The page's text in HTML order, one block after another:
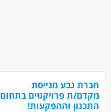
חברת גבע מגייסת
מקדם/ת פרויקטים בתחום
התכנון וההפקעות!